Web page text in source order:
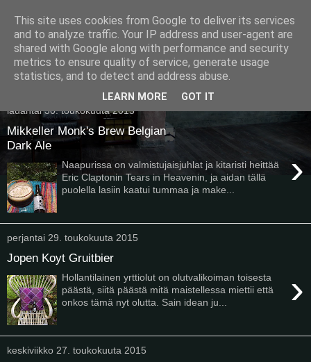
Pullollinen
lauantai 30. toukokuuta 2015
Mikkeller Monk's Brew Belgian
Dark Ale
›
Naapurissa on valmistujaisjuhlat ja kitaristi heittää
Eric Claptonin Tears in Heavenin, ja aidan tällä
puolella lasiin kaatui tummaa ja make...
perjantai 29. toukokuuta 2015
Jopen Koyt Gruitbier
›
Hollantilainen yrttiolut on olutvalikoiman toisesta
päästä, siitä päästä mitä maistellessa miettii että
onkos tämä nyt olutta. Sain idean ju...
keskiviikko 27. toukokuuta 2015
This site uses cookies from Google to deliver its services
and to analyze traffic. Your IP address and user-agent are
shared with Google along with performance and security
metrics to ensure quality of service, generate usage
statistics, and to detect and address abuse.
LEARN MORE GOT IT